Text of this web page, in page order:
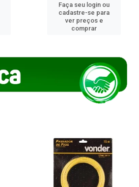
Faça seu login ou
cadastre-se para
ver preços e
comprar